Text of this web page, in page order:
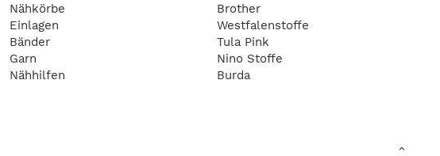
Nähkörbe
Einlagen
Bänder
Garn
Nähhilfen
Brother
Westfalenstoffe
Tula Pink
Nino Stoffe
Burda